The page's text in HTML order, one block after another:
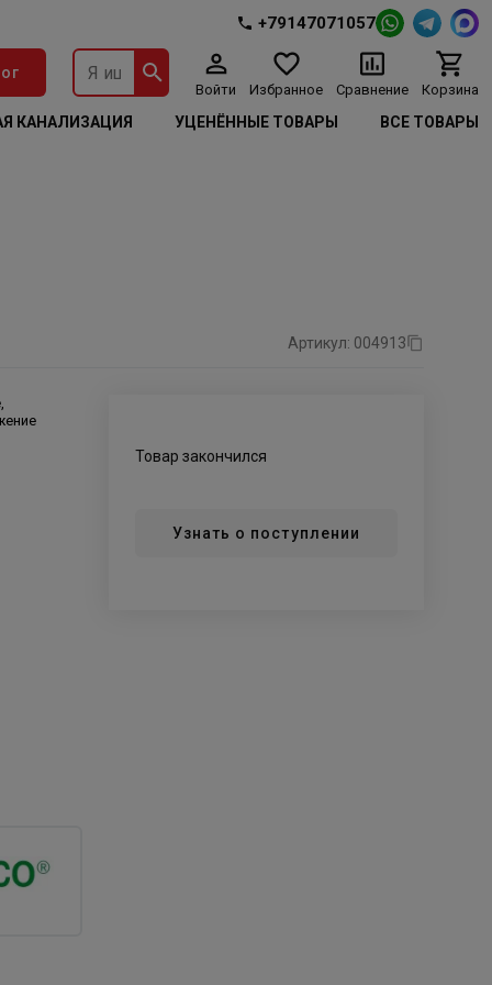
+79147071057
Войти Избранное Сравнение Корзина
КАНАЛИЗАЦИЯ УЦЕНЁННЫЕ ТОВАРЫ ВСЕ ТОВАРЫ
Артикул: 004913
Товар закончился
Узнать о поступлении